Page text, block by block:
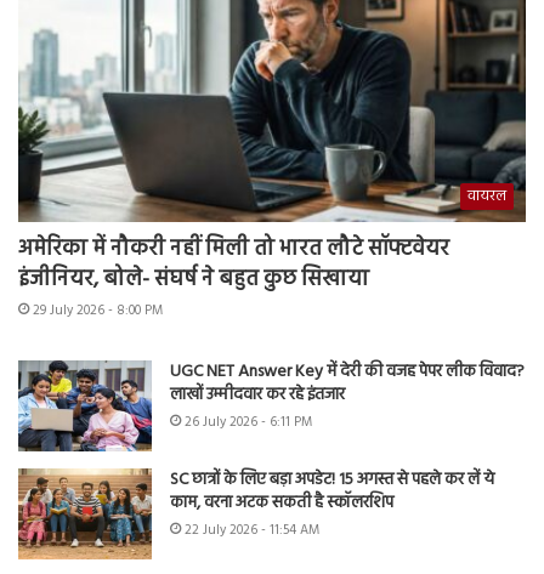
वायरल
अमेरिका में नौकरी नहीं मिली तो भारत लौटे सॉफ्टवेयर
इंजीनियर, बोले- संघर्ष ने बहुत कुछ सिखाया
29 July 2026 - 8:00 PM
UGC NET Answer Key में देरी की वजह पेपर लीक विवाद?
लाखों उम्मीदवार कर रहे इंतजार
26 July 2026 - 6:11 PM
SC छात्रों के लिए बड़ा अपडेट! 15 अगस्त से पहले कर लें ये
काम, वरना अटक सकती है स्कॉलरशिप
22 July 2026 - 11:54 AM